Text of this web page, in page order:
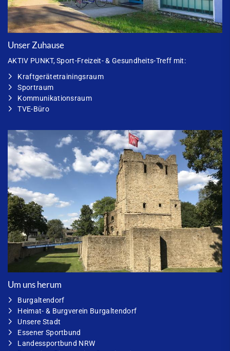
Unser Zuhause
AKTIV PUNKT, Sport-Freizeit- & Gesundheits-Treff mit:
Kraftgerätetrainingsraum
Sportraum
Kommunikationsraum
TVE-Büro
Um uns herum
Burgaltendorf
Heimat- & Burgverein Burgaltendorf
Unsere Stadt
Essener Sportbund
Landessportbund NRW